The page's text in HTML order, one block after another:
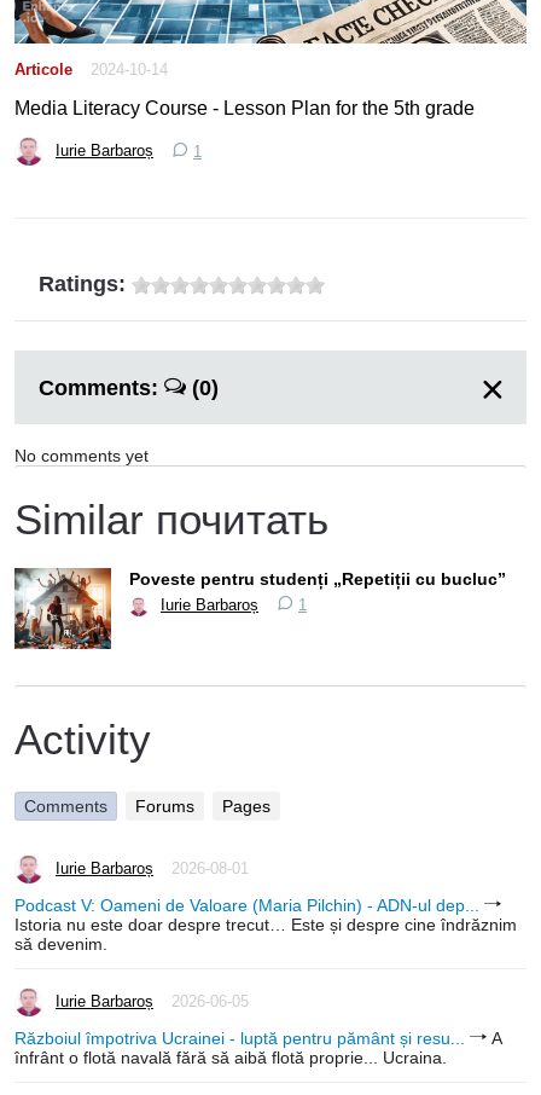
Articole 2024-10-14
Media Literacy Course - Lesson Plan for the 5th grade
Iurie Barbaroș 1
Ratings:
Comments: (0)
No comments yet
Similar почитать
Poveste pentru studenți „Repetiții cu bucluc”
Iurie Barbaroș 1
Activity
Comments Forums Pages
Iurie Barbaroș 2026-08-01
Podcast V: Oameni de Valoare (Maria Pilchin) - ADN-ul dep...
Istoria nu este doar despre trecut… Este și despre cine îndrăznim
să devenim.
Iurie Barbaroș 2026-06-05
Războiul împotriva Ucrainei - luptă pentru pământ și resu...
A
înfrânt o flotă navală fără să aibă flotă proprie... Ucraina.